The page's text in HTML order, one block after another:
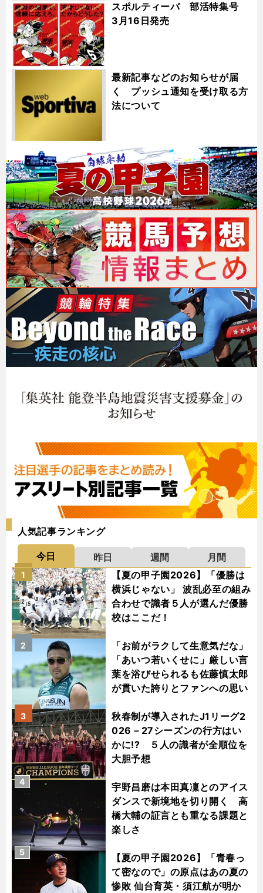
スポルティーバ 部活特集号
3月16日発売
最新記事などのお知らせが届
く プッシュ通知を受け取る方
法について
人気記事ランキング
今日 昨日 週間
月間
【夏の甲子園2026】「優勝は
横浜じゃない」 波乱必至の組み
合わせで識者５人が選んだ優勝
校はここだ！
1
「お前がラクして生意気だな」
「あいつ若いくせに」厳しい言
葉を浴びせられるも佐藤慎太郎
が貫いた誇りとファンへの思い
2
秋春制が導入されたJ1リーグ2
026－27シーズンの行方はい
かに!? ５人の識者が全順位を
大胆予想
3
宇野昌磨は本田真凜とのアイス
ダンスで新境地を切り開く 高
橋大輔の証言とも重なる課題と
楽しさ
4
【夏の甲子園2026】「青春っ
て密なので」の原点はあの夏の
惨敗 仙台育英・須江航が明か
5